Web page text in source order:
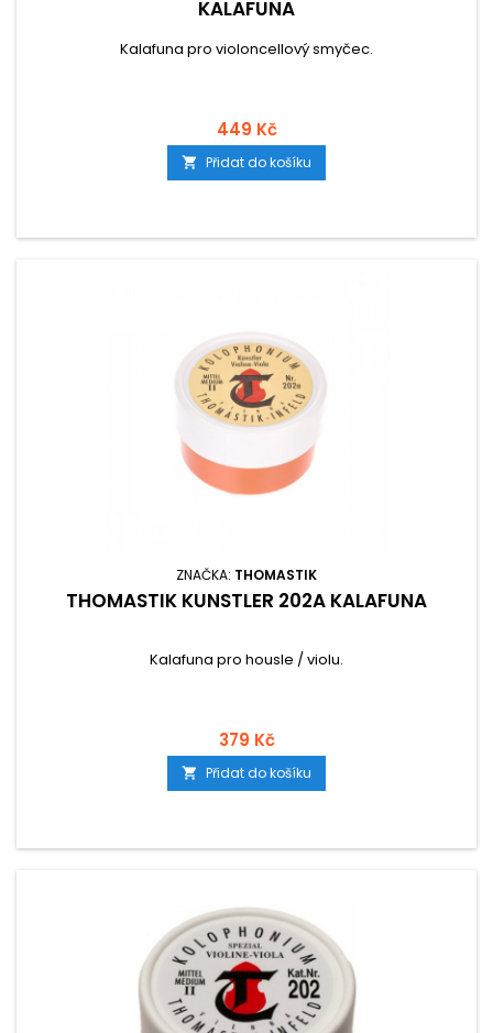
KALAFUNA
Kalafuna pro violoncellový smyčec.
449 Kč
 Přidat do košíku
ZNAČKA: THOMASTIK
THOMASTIK KÜNSTLER 202A KALAFUNA
Kalafuna pro housle / violu.
379 Kč
 Přidat do košíku